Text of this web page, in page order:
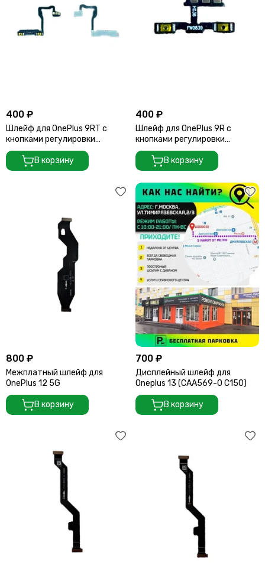
Считыватели, держатели SIM-карты, защелки батареи
Звонки, динамики и вибро
Шлейфы
400 ₽
Шлейф для OnePlus 9RT с
кнопками регулировки
громкости
В корзину
400 ₽
Шлейф для OnePlus 9R с
кнопками регулировки
громкости
В корзину
800 ₽
Межплатный шлейф для
OnePlus 12 5G
В корзину
700 ₽
Дисплейный шлейф для
Oneplus 13 (CAA569-0 C150)
В корзину